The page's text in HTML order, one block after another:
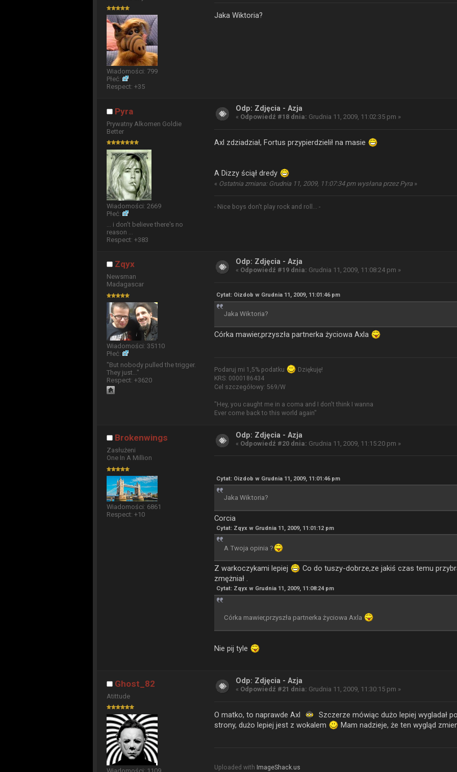
Wiadomości: 799
Płeć:
Respect:+35
Jaka Wiktoria?
Pyra
Prywatny Alkomen Goldie
Better
Wiadomości: 2669
Płeć:
... i don't believe there's no
reason ...
Respect:+383
Odp: Zdjęcia - Azja
« Odpowiedź #18 dnia: Grudnia 11, 2009, 11:02:35 pm »
Axl zdziadział, Fortus przypierdzielił na masie
A Dizzy ściął dredy
« Ostatnia zmiana: Grudnia 11, 2009, 11:07:34 pm wysłana przez Pyra »
- Nice boys don't play rock and roll... -
Zqyx
Newsman
Madagascar
Wiadomości: 35110
Płeć:
"But nobody pulled the trigger.
They just..."
Respect:+3620
Odp: Zdjęcia - Azja
« Odpowiedź #19 dnia: Grudnia 11, 2009, 11:08:24 pm »
Cytat: Oizdob w Grudnia 11, 2009, 11:01:46 pm
Jaka Wiktoria?
Córka mawier,przyszła partnerka życiowa Axla
Podaruj mi 1,5% podatku
Dziękuję!
KRS: 0000186434
Cel szczegółowy: 569/W
"Hey, you caught me in a coma and I don't think I wanna
Ever come back to this world again"
Brokenwings
Zasłużeni
One In A Million
Wiadomości: 6861
Respect:+10
Odp: Zdjęcia - Azja
« Odpowiedź #20 dnia: Grudnia 11, 2009, 11:15:20 pm »
Cytat: Oizdob w Grudnia 11, 2009, 11:01:46 pm
Jaka Wiktoria?
Corcia
Cytat: Zqyx w Grudnia 11, 2009, 11:01:12 pm
A Twoja opinia ?
Z warkoczykami lepiej
Co do tuszy-dobrze,ze jakiś czas temu
zmężniał .
Cytat: Zqyx w Grudnia 11, 2009, 11:08:24 pm
Córka mawier,przyszła partnerka życiowa Axla
Nie pij tyle
Ghost_82
Atittude
Odp: Zdjęcia - Azja
« Odpowiedź #21 dnia: Grudnia 11, 2009, 11:30:15 pm »
O matko, to naprawde Axl
Szczerze mówiąc dużo lepiej wygladał
strony, dużo lepiej jest z wokalem
Mam nadzieje, że ten wygląd
Uploaded with ImageShack.us